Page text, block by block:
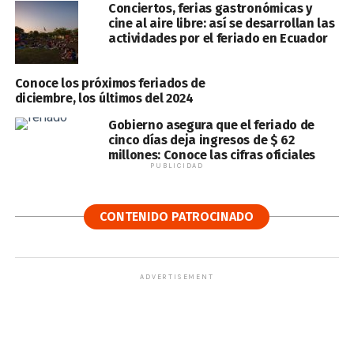
Conciertos, ferias gastronómicas y
cine al aire libre: así se desarrollan las
actividades por el feriado en Ecuador
Conoce los próximos feriados de
diciembre, los últimos del 2024
Gobierno asegura que el feriado de
cinco días deja ingresos de $ 62
millones: Conoce las cifras oficiales
PUBLICIDAD
CONTENIDO PATROCINADO
ADVERTISEMENT